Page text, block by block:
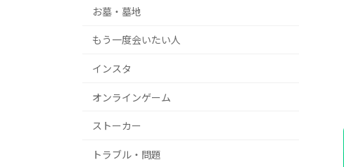
お墓・墓地
もう一度会いたい人
インスタ
オンラインゲーム
ストーカー
トラブル・問題